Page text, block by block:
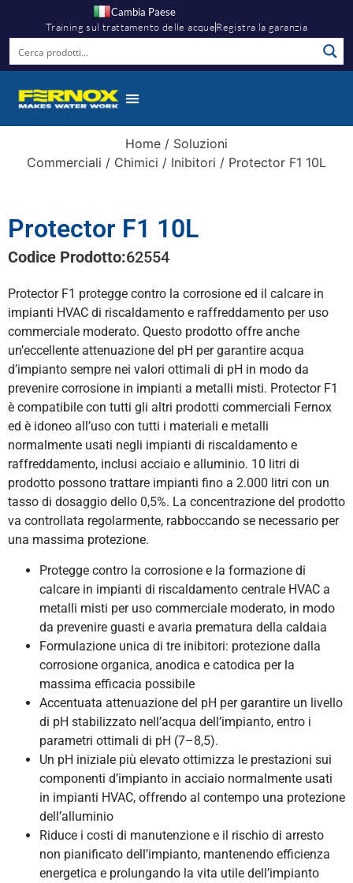
Cambia Paese
Training sul trattamento delle acqueRegistra la garanzia
Home / Soluzioni
Commerciali / Chimici / Inibitori / Protector F1 10L
Protector F1 10L
Codice Prodotto:62554
Protector F1 protegge contro la corrosione ed il calcare in
impianti HVAC di riscaldamento e raffreddamento per uso
commerciale moderato. Questo prodotto offre anche
un’eccellente attenuazione del pH per garantire acqua
d’impianto sempre nei valori ottimali di pH in modo da
prevenire corrosione in impianti a metalli misti. Protector F1
è compatibile con tutti gli altri prodotti commerciali Fernox
ed è idoneo all’uso con tutti i materiali e metalli
normalmente usati negli impianti di riscaldamento e
raffreddamento, inclusi acciaio e alluminio. 10 litri di
prodotto possono trattare impianti fino a 2.000 litri con un
tasso di dosaggio dello 0,5%. La concentrazione del prodotto
va controllata regolarmente, rabboccando se necessario per
una massima protezione.
Protegge contro la corrosione e la formazione di
calcare in impianti di riscaldamento centrale HVAC a
metalli misti per uso commerciale moderato, in modo
da prevenire guasti e avaria prematura della caldaia
Formulazione unica di tre inibitori: protezione dalla
corrosione organica, anodica e catodica per la
massima efficacia possibile
Accentuata attenuazione del pH per garantire un livello
di pH stabilizzato nell’acqua dell’impianto, entro i
parametri ottimali di pH (7–8,5).
Un pH iniziale più elevato ottimizza le prestazioni sui
componenti d’impianto in acciaio normalmente usati
in impianti HVAC, offrendo al contempo una protezione
dell’alluminio
Riduce i costi di manutenzione e il rischio di arresto
non pianificato dell’impianto, mantenendo efficienza
energetica e prolungando la vita utile dell’impianto